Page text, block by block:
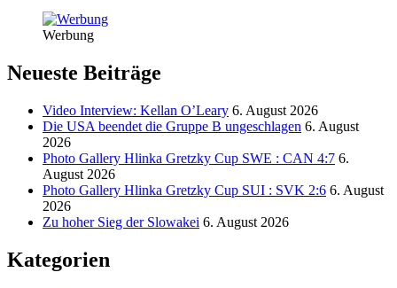
Werbung
Neueste Beiträge
Video Interview: Kellan O’Leary 6. August 2026
Die USA beendet die Gruppe B ungeschlagen 6. August
2026
Photo Gallery Hlinka Gretzky Cup SWE : CAN 4:7 6.
August 2026
Photo Gallery Hlinka Gretzky Cup SUI : SVK 2:6 6. August
2026
Zu hoher Sieg der Slowakei 6. August 2026
Kategorien